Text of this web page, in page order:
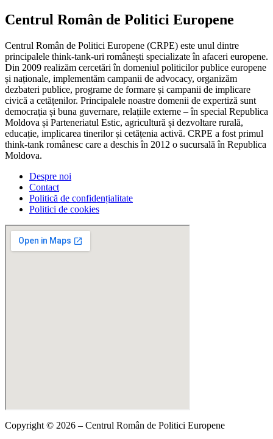
Centrul Român de Politici Europene
Centrul Român de Politici Europene (CRPE) este unul dintre
principalele think-tank-uri românești specializate în afaceri europene.
Din 2009 realizăm cercetări în domeniul politicilor publice europene
și naționale, implementăm campanii de advocacy, organizăm
dezbateri publice, programe de formare și campanii de implicare
civică a cetățenilor. Principalele noastre domenii de expertiză sunt
democrația și buna guvernare, relațiile externe – în special Republica
Moldova și Parteneriatul Estic, agricultură și dezvoltare rurală,
educație, implicarea tinerilor și cetățenia activă. CRPE a fost primul
think-tank românesc care a deschis în 2012 o sucursală în Republica
Moldova.
Despre noi
Contact
Politică de confidențialitate
Politici de cookies
Copyright © 2026 – Centrul Român de Politici Europene